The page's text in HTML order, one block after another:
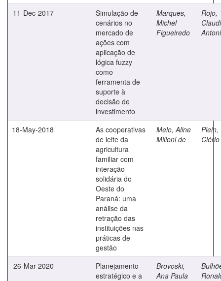
11-Dec-2017
Simulação de
cenários no
mercado de
ações com
aplicação de
lógica fuzzy
como
ferramenta de
suporte à
decisão de
investimento
Marques,
Michel
Figueiredo
Rojo,
18-May-2018
As cooperativas
de leite da
agricultura
familiar com
interação
solidária do
Oeste do
Paraná: uma
análise da
retração das
instituições nas
práticas de
gestão
Melo, Aline
Milioni de
Plein,
Clério
26-Mar-2020
Planejamento
estratégico e a
Brovoski,
Ana Paula